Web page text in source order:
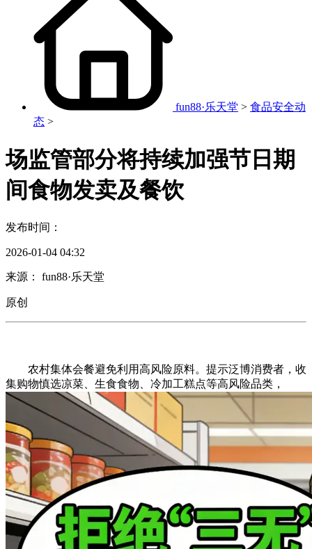
fun88·乐天堂 > 食品安全动
态 >
场监管部分将持续加强节日期
间食物发卖及餐饮
发布时间：
2026-01-04 04:32
来源： fun88·乐天堂
原创
农村集体会餐避免利用高风险原料。提示泛博消费者，收
集购物慎选凉菜、生食食物、冷加工糕点等高风险品类，